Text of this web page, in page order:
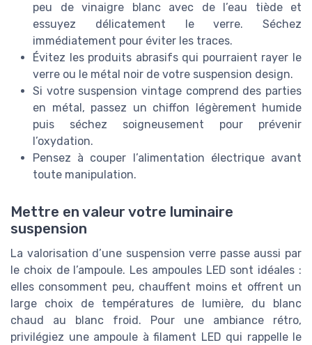
peu de vinaigre blanc avec de l’eau tiède et
essuyez délicatement le verre. Séchez
immédiatement pour éviter les traces.
Évitez les produits abrasifs qui pourraient rayer le
verre ou le métal noir de votre suspension design.
Si votre suspension vintage comprend des parties
en métal, passez un chiffon légèrement humide
puis séchez soigneusement pour prévenir
l’oxydation.
Pensez à couper l’alimentation électrique avant
toute manipulation.
Mettre en valeur votre luminaire
suspension
La valorisation d’une suspension verre passe aussi par
le choix de l’ampoule. Les ampoules LED sont idéales :
elles consomment peu, chauffent moins et offrent un
large choix de températures de lumière, du blanc
chaud au blanc froid. Pour une ambiance rétro,
privilégiez une ampoule à filament LED qui rappelle le